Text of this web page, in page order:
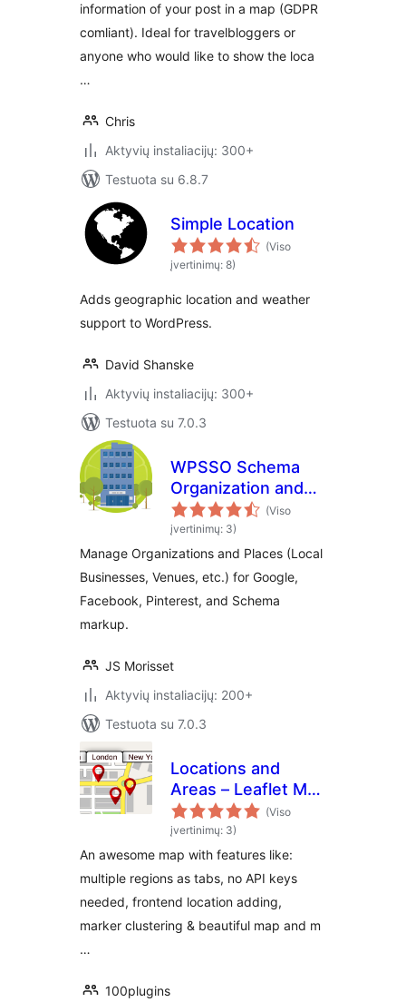
information of your post in a map (GDPR
comliant). Ideal for travelbloggers or
anyone who would like to show the loca
…
Chris
Aktyvių instaliacijų: 300+
Testuota su 6.8.7
Simple Location
(Viso
įvertinimų: 8)
Adds geographic location and weather
support to WordPress.
David Shanske
Aktyvių instaliacijų: 300+
Testuota su 7.0.3
WPSSO Schema
Organization and
Place Manager
(Viso
įvertinimų: 3)
Manage Organizations and Places (Local
Businesses, Venues, etc.) for Google,
Facebook, Pinterest, and Schema
markup.
JS Morisset
Aktyvių instaliacijų: 200+
Testuota su 7.0.3
Locations and
Areas – Leaflet Map
with Region Tabs
(Viso
įvertinimų: 3)
An awesome map with features like:
multiple regions as tabs, no API keys
needed, frontend location adding,
marker clustering & beautiful map and m
…
100plugins